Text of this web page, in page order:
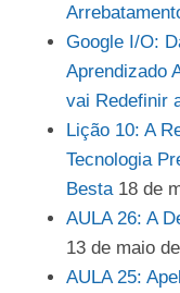
Google I/O:
Aprendizado
vai Redefinir
Lição 10: A
Tecnologia
Besta 18 de
AULA 26: A
13 de maio
AULA 25: